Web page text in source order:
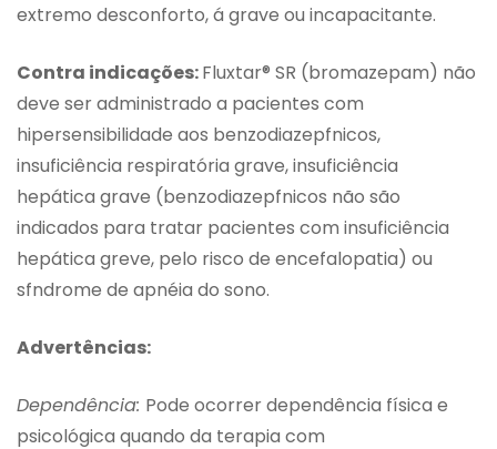
extremo desconforto, á grave ou incapacitante.
Contra indicações:Fluxtar® SR (bromazepam) não
deve ser administrado a pacientes com
hipersensibilidade aos benzodiazepfnicos,
insuficiência respiratória grave, insuficiência
hepática grave (benzodiazepfnicos não são
indicados para tratar pacientes com insuficiência
hepática greve, pelo risco de encefalopatia) ou
sfndrome de apnéia do sono.
Advertências:
Dependência: Pode ocorrer dependência física e
psicológica quando da terapia com